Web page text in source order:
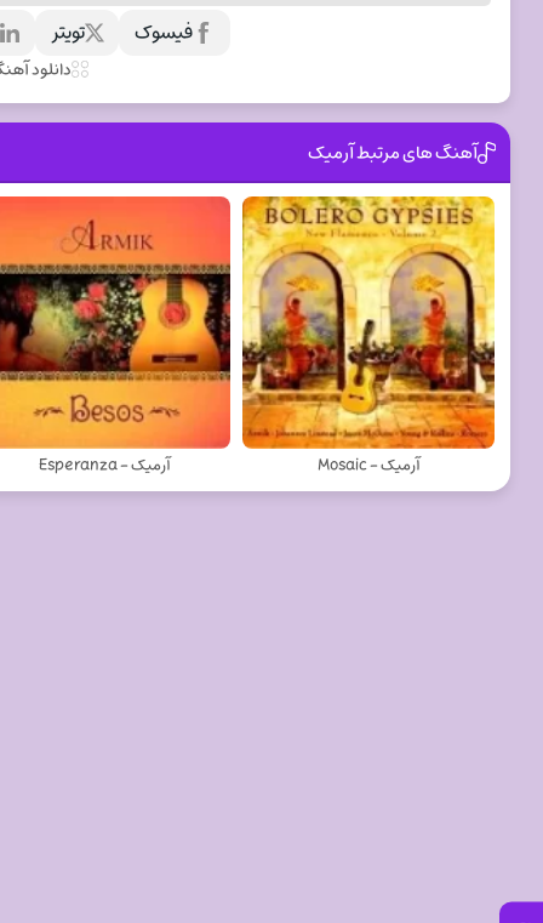
تویتر فیسوک
دانلود
آهنگ های مرتبط آرمیک
آرمیک - Mosaic آرمیک - Esperanza